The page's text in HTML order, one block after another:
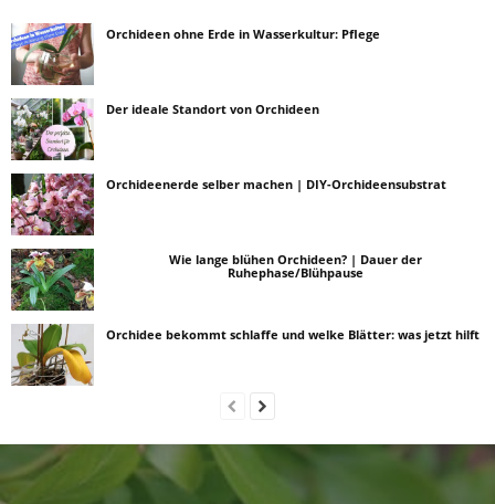
Orchideen ohne Erde in Wasserkultur: Pflege
Der ideale Standort von Orchideen
Orchideenerde selber machen | DIY-Orchideensubstrat
Wie lange blühen Orchideen? | Dauer der
Ruhephase/Blühpause
Orchidee bekommt schlaffe und welke Blätter: was jetzt hilft